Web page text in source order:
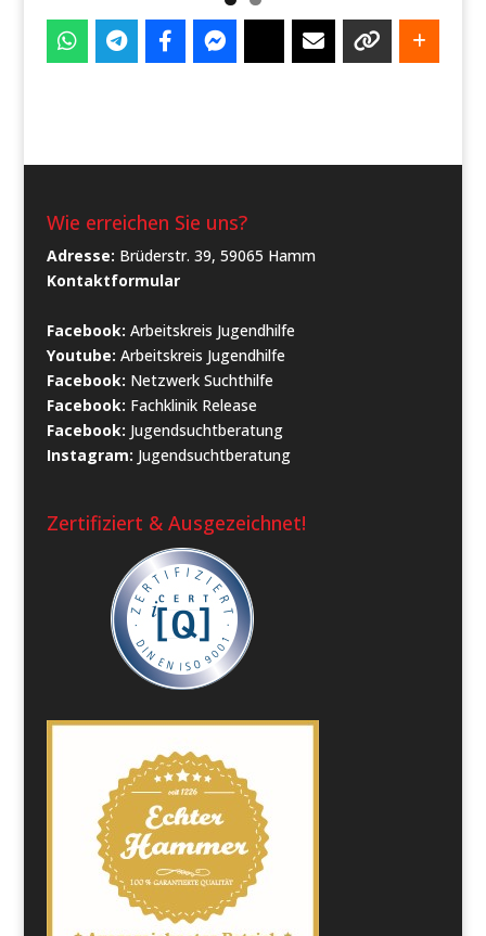
Wie erreichen Sie uns?
Adresse: Brüderstr. 39, 59065 Hamm
Kontaktformular
Facebook: Arbeitskreis Jugendhilfe
Youtube: Arbeitskreis Jugendhilfe
Facebook: Netzwerk Suchthilfe
Facebook: Fachklinik Release
Facebook: Jugendsuchtberatung
Instagram: Jugendsuchtberatung
Zertifiziert & Ausgezeichnet!